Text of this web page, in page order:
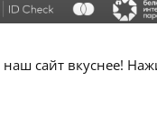
4Б, цокольный этаж,
регистрации
сайт вкуснее!